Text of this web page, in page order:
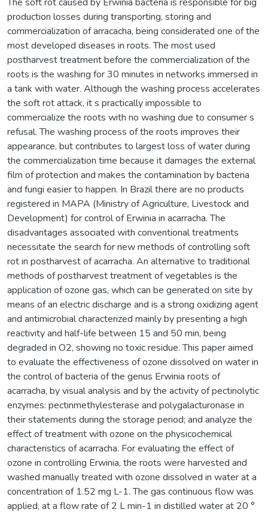
production losses during transporting, storing and
commercialization of arracacha, being considerated one of the
most developed diseases in roots. The most used
postharvest treatment before the commercialization of the
roots is the washing for 30 minutes in networks immersed in
a tank with water. Although the washing process accelerates
the soft rot attack, it s practically impossible to
commercialize the roots with no washing due to consumer s
refusal. The washing process of the roots improves their
appearance, but contributes to largest loss of water during
the commercialization time because it damages the external
film of protection and makes the contamination by bacteria
and fungi easier to happen. In Brazil there are no products
registered in MAPA (Ministry of Agriculture, Livestock and
Development) for control of Erwinia in acarracha. The
disadvantages associated with conventional treatments
necessitate the search for new methods of controlling soft
rot in postharvest of acarracha. An alternative to traditional
methods of postharvest treatment of vegetables is the
application of ozone gas, which can be generated on site by
means of an electric discharge and is a strong oxidizing agent
and antimicrobial characterized mainly by presenting a high
reactivity and half-life between 15 and 50 min, being
degraded in O2, showing no toxic residue. This paper aimed
to evaluate the effectiveness of ozone dissolved on water in
the control of bacteria of the genus Erwinia roots of
acarracha, by visual analysis and by the activity of pectinolytic
enzymes: pectinmethylesterase and polygalacturonase in
their statements during the storage period; and analyze the
effect of treatment with ozone on the physicochemical
characteristics of acarracha. For evaluating the effect of
ozone in controlling Erwinia, the roots were harvested and
washed manually treated with ozone dissolved in water at a
concentration of 1.52 mg L-1. The gas continuous flow was
applied, at a flow rate of 2 L min-1 in distilled water at 20 °